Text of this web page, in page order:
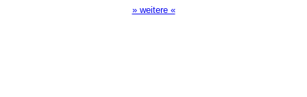
» weitere «